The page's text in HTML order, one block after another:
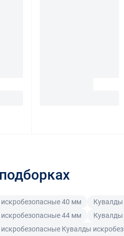
40 мм
Кувалды
44 мм
Кувалды
Кувалды